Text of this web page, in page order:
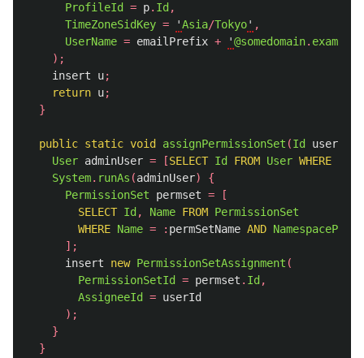
ProfileId
= p. Id ,
TimeZoneSidKey = 'Asia/Tokyo' ,
UserName = emailPrefix + '@somedomain. example
);
insert
u;
return u;
}
public static void assignPermissionSet (Id userId
User adminUser = [SELECT Id FROM User WHERE
System. runAs (adminUser)
{
PermissionSet
permset =
[
SELECT Id , Name FROM PermissionSet
WHERE Name = : permSetName AND
];
insert
new PermissionSetAssignment (
PermissionSetId
= permset . Id ,
AssigneeId
= userId
);
}
}